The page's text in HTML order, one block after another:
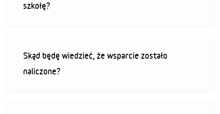
szkołę?
Skąd będę wiedzieć, że wsparcie zostało
naliczone?